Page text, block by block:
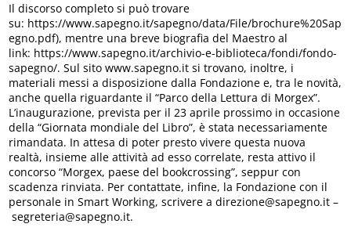
Il discorso completo si può trovare
su: https://www.sapegno.it/sapegno/data/File/brochure%20Sap
egno.pdf), mentre una breve biografia del Maestro al
link: https://www.sapegno.it/archivio-e-biblioteca/fondi/fondo-
sapegno/. Sul sito www.sapegno.it si trovano, inoltre, i
materiali messi a disposizione dalla Fondazione e, tra le novità,
anche quella riguardante il “Parco della Lettura di Morgex”.
L’inaugurazione, prevista per il 23 aprile prossimo in occasione
della “Giornata mondiale del Libro”, è stata necessariamente
rimandata. In attesa di poter presto vivere questa nuova
realtà, insieme alle attività ad esso correlate, resta attivo il
concorso “Morgex, paese del bookcrossing”, seppur con
scadenza rinviata. Per contattate, infine, la Fondazione con il
personale in Smart Working, scrivere a direzione@sapegno.it –
segreteria@sapegno.it.